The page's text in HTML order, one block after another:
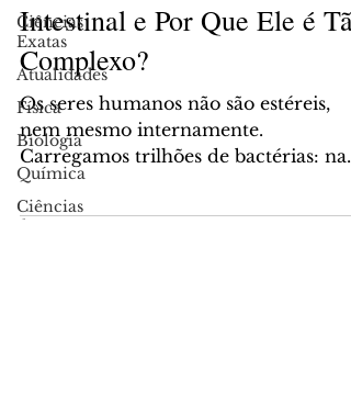
Ciências
Exatas
Atualidades
Física
Biologia
Química
Ciências
da Terra
Intestinal e Por Que Ele é Tão
Complexo?
Os seres humanos não são estéreis,
nem mesmo internamente.
Carregamos trilhões de bactérias: na
pele, na boca e até mesmo dentro do...